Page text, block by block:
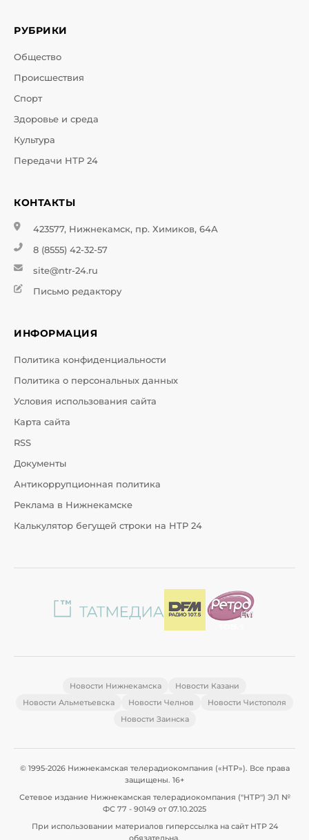
РУБРИКИ
Общество
Происшествия
Спорт
Здоровье и среда
Культура
Передачи НТР 24
КОНТАКТЫ
423577, Нижнекамск, пр. Химиков, 64А
8 (8555) 42-32-57
site@ntr-24.ru
Письмо редактору
ИНФОРМАЦИЯ
Политика конфиденциальности
Политика о персональных данных
Условия использования сайта
Карта сайта
RSS
Документы
Антикоррупционная политика
Реклама в Нижнекамске
Калькулятор бегущей строки на НТР 24
Новости Нижнекамска
Новости Казани
Новости Альметьевска
Новости Челнов
Новости Чистополя
Новости Заинска
© 1995-2026 Нижнекамская телерадиокомпания («НТР»). Все права
защищены. 16+
Сетевое издание Нижнекамская телерадиокомпания ("НТР") ЭЛ №
ФС 77 - 90149 от 07.10.2025
При использовании материалов гиперссылка на сайт НТР 24
обязательна.